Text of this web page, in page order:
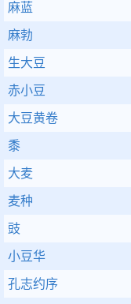
麻蓝
麻勃
生大豆
赤小豆
大豆黄卷
黍
大麦
麦种
豉
小豆华
孔志约序